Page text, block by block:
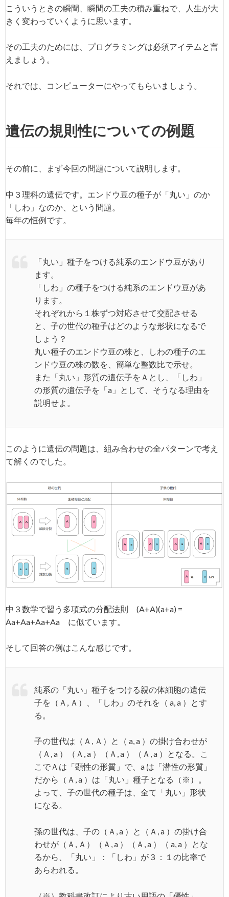
こういうときの瞬間、瞬間の工夫の積み重ねで、人生が大
きく変わっていくように思います。
その工夫のためには、プログラミングは必須アイテムと言
えましょう。
それでは、コンピューターにやってもらいましょう。
遺伝の規則性についての例題
その前に、まず今回の問題について説明します。
中３理科の遺伝です。エンドウ豆の種子が「丸い」のか
「しわ」なのか、という問題。
毎年の恒例です。
「丸い」種子をつける純系のエンドウ豆があり
ます。
「しわ」の種子をつける純系のエンドウ豆があ
ります。
それぞれから１株ずつ対応させて交配させる
と、子の世代の種子はどのような形状になるで
しょう？
丸い種子のエンドウ豆の株と、しわの種子のエ
ンドウ豆の株の数を、簡単な整数比で示せ。
また「丸い」形質の遺伝子をＡとし、「しわ」
の形質の遺伝子を「a」として、そうなる理由を
説明せよ。
このように遺伝の問題は、組み合わせの全パターンで考え
て解くのでした。
中３数学で習う多項式の分配法則 (A+A)(a+a) =
Aa+Aa+Aa+Aa に似ています。
そして回答の例はこんな感じです。
純系の「丸い」種子をつける親の体細胞の遺伝
子を（Ａ, Ａ）、「しわ」のそれを（ a, a ）とす
る。
子の世代は（Ａ, Ａ）と（ a, a ）の掛け合わせが
（Ａ, a ）（Ａ, a ）（Ａ, a ）（Ａ, a ）となる。こ
こでＡは「顕性の形質」で、a は「潜性の形質」
だから（Ａ, a ）は「丸い」種子となる（※）。
よって、子の世代の種子は、全て「丸い」形状
になる。
孫の世代は、子の（Ａ, a ）と（Ａ, a ）の掛け合
わせが（Ａ, Ａ）（Ａ, a ）（Ａ, a ）（ a, a ）とな
るから、「丸い」：「しわ」が３：１の比率で
あらわれる。